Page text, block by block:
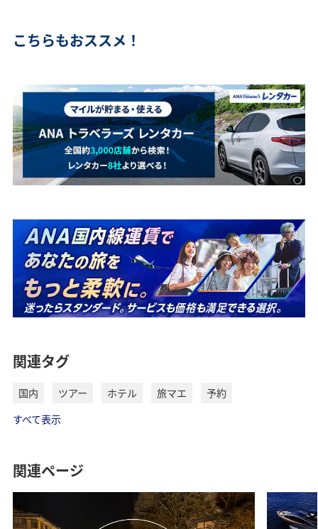
こちらもおススメ！
関連タグ
国内 ツアー ホテル 旅マエ
予約
すべて表示
関連ページ